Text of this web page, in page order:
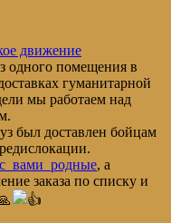
движение
одного помещения в
гуманитарной
мы работаем над
был доставлен бойцам
, а
заказа по списку и